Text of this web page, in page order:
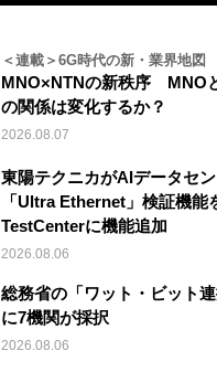
＜連載＞6G時代の新・業界地図
MNO×NTNの新秩序 MNO
の関係は変化するか？
2026.08.07
東陽テクニカがAIデータセ
「Ultra Ethernet」検証機能
TestCenterに機能追加
2026.08.06
総務省の「ワット・ビット連
に7機関が採択
2026.08.06